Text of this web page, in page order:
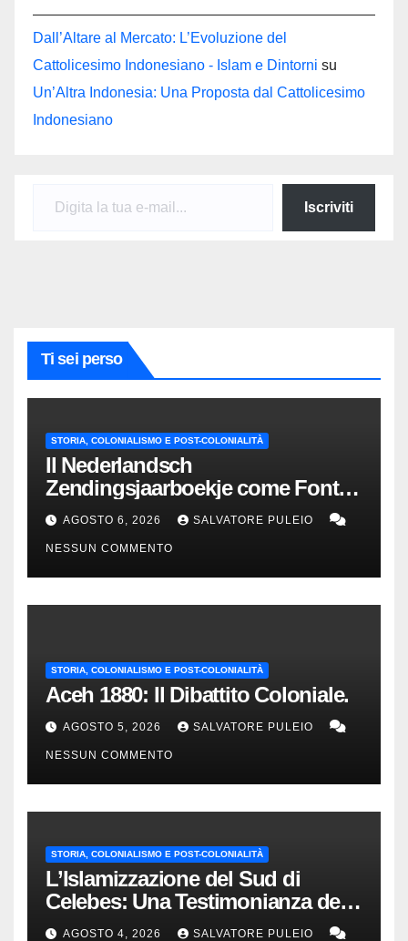
Dall’Altare al Mercato: L’Evoluzione del
Cattolicesimo Indonesiano - Islam e Dintorni su
Un’Altra Indonesia: Una Proposta dal Cattolicesimo
Indonesiano
Iscriviti
Ti sei perso
STORIA, COLONIALISMO E POST-COLONIALITÀ
Il Nederlandsch
Zendingsjaarboekje come Fonte
Storica delle Indie Orientali
Olandesi
AGOSTO 6, 2026 SALVATORE PULEIO
NESSUN COMMENTO
STORIA, COLONIALISMO E POST-COLONIALITÀ
Aceh 1880: Il Dibattito Coloniale.
AGOSTO 5, 2026 SALVATORE PULEIO
NESSUN COMMENTO
STORIA, COLONIALISMO E POST-COLONIALITÀ
L’Islamizzazione del Sud di
Celebes: Una Testimonianza del
1840.
AGOSTO 4, 2026 SALVATORE PULEIO